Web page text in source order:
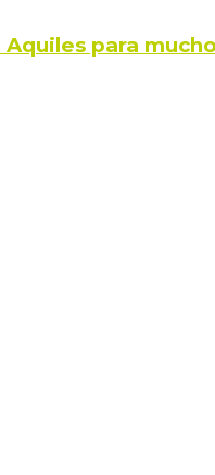
para